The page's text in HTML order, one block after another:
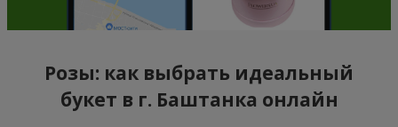
Розы: как выбрать идеальный
букет в г. Баштанка онлайн